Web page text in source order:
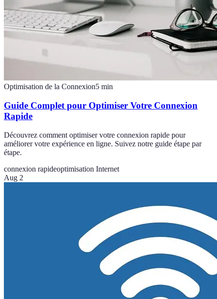
Optimisation de la Connexion5 min
Guide Complet pour Optimiser Votre Connexion
Rapide
Découvrez comment optimiser votre connexion rapide pour
améliorer votre expérience en ligne. Suivez notre guide étape par
étape.
connexion rapideoptimisation Internet
Aug 2